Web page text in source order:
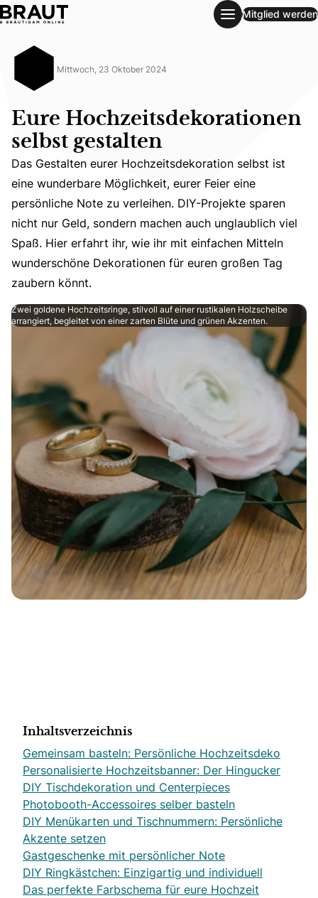
Eure Hochzeitsdekorationen selbst gestalten
Mitglied werden
Mittwoch, 23 Oktober 2024
Eure Hochzeitsdekorationen
selbst gestalten
Das Gestalten eurer Hochzeitsdekoration selbst ist
Das Gestalten eurer Hochzeitsdekoration selbst ist
eine wunderbare Möglichkeit, eurer Feier eine
persönliche Note zu verleihen. DIY-Projekte sparen
nicht nur Geld, sondern machen auch unglaublich viel
Spaß. Hier erfahrt ihr, wie ihr mit einfachen Mitteln
wunderschöne Dekorationen für euren großen Tag
zaubern könnt.
Zwei goldene Hochzeitsringe, stilvoll auf einer rustikalen Holzscheibe
arrangiert, begleitet von einer zarten Blüte und grünen Akzenten.
Inhaltsverzeichnis
Gemeinsam basteln: Persönliche Hochzeitsdeko
Personalisierte Hochzeitsbanner: Der Hingucker
DIY Tischdekoration und Centerpieces
Photobooth-Accessoires selber basteln
DIY Menükarten und Tischnummern: Persönliche
Akzente setzen
Gastgeschenke mit persönlicher Note
DIY Ringkästchen: Einzigartig und individuell
Das perfekte Farbschema für eure Hochzeit